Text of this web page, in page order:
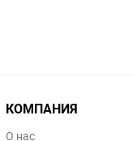
КОМПАНИЯ
О нас